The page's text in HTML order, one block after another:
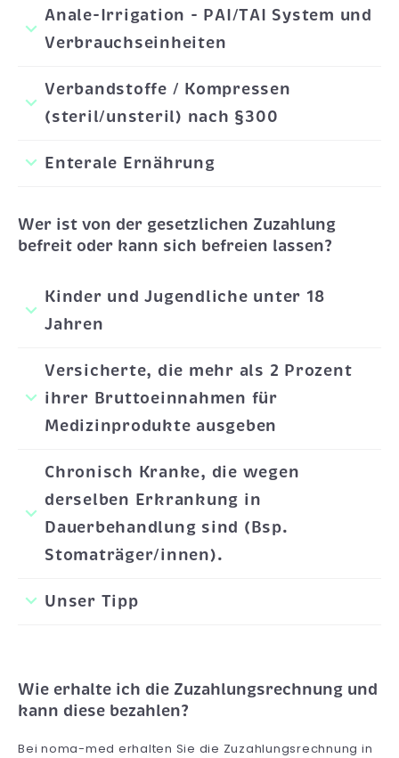
Anale-Irrigation - PAI/TAI System und
Verbrauchseinheiten
Verbandstoffe / Kompressen
(steril/unsteril) nach §300
Enterale Ernährung
Wer ist von der gesetzlichen Zuzahlung
befreit oder kann sich befreien lassen?
Kinder und Jugendliche unter 18
Jahren
Versicherte, die mehr als 2 Prozent
ihrer Bruttoeinnahmen für
Medizinprodukte ausgeben
Chronisch Kranke, die wegen
derselben Erkrankung in
Dauerbehandlung sind (Bsp.
Stomaträger/innen).
Unser Tipp
Wie erhalte ich die Zuzahlungsrechnung und
kann diese bezahlen?
Bei noma-med erhalten Sie die Zuzahlungsrechnung in